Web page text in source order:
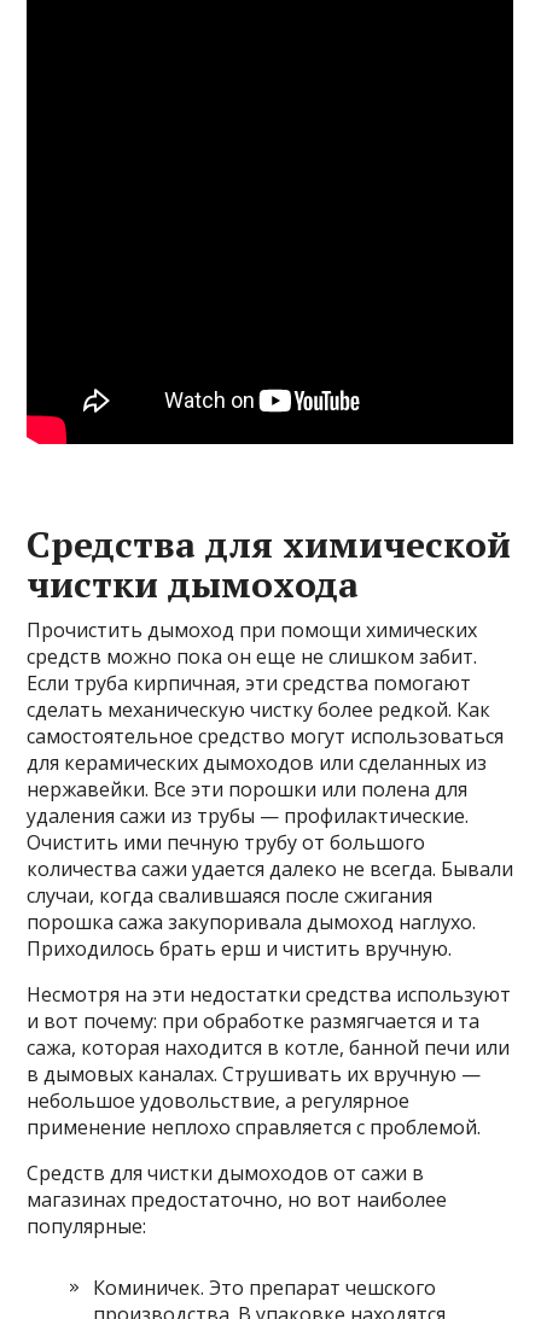
Средства для химической
чистки дымохода
Прочистить дымоход при помощи химических
средств можно пока он еще не слишком забит.
Если труба кирпичная, эти средства помогают
сделать механическую чистку более редкой. Как
самостоятельное средство могут использоваться
для керамических дымоходов или сделанных из
нержавейки. Все эти порошки или полена для
удаления сажи из трубы — профилактические.
Очистить ими печную трубу от большого
количества сажи удается далеко не всегда. Бывали
случаи, когда свалившаяся после сжигания
порошка сажа закупоривала дымоход наглухо.
Приходилось брать ерш и чистить вручную.
Несмотря на эти недостатки средства используют
и вот почему: при обработке размягчается и та
сажа, которая находится в котле, банной печи или
в дымовых каналах. Струшивать их вручную —
небольшое удовольствие, а регулярное
применение неплохо справляется с проблемой.
Средств для чистки дымоходов от сажи в
магазинах предостаточно, но вот наиболее
популярные:
Коминичек. Это препарат чешского